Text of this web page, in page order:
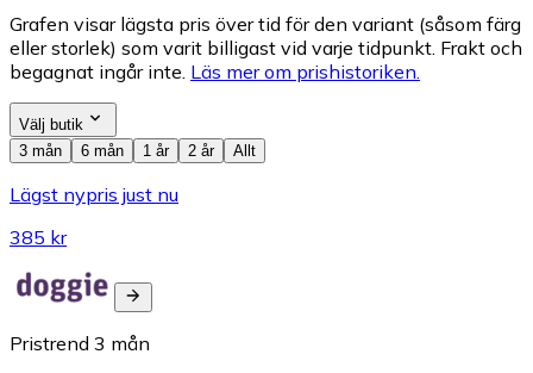
Grafen visar lägsta pris över tid för den variant (såsom färg
eller storlek) som varit billigast vid varje tidpunkt. Frakt och
begagnat ingår inte. Läs mer om prishistoriken.
Välj butik
3 mån
6 mån 1 år 2 år Allt
Lägst nypris just nu
385 kr
Pristrend 3 mån